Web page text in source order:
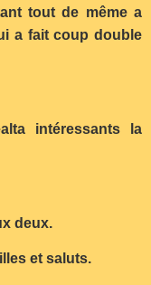
tout de même a
a fait coup double
intéressants la
deux.
et saluts.